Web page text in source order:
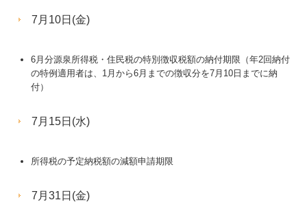
経営者オススメ情報
税務カレンダー
個人情報保護方針
7月10日(金)
6月分源泉所得税・住民税の特別徴収税額の納付期限（年2回納付
の特例適用者は、1月から6月までの徴収分を7月10日までに納
付）
7月15日(水)
所得税の予定納税額の減額申請期限
7月31日(金)